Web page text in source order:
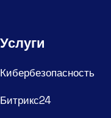
Услуги
Кибербезопасность
Битрикс24